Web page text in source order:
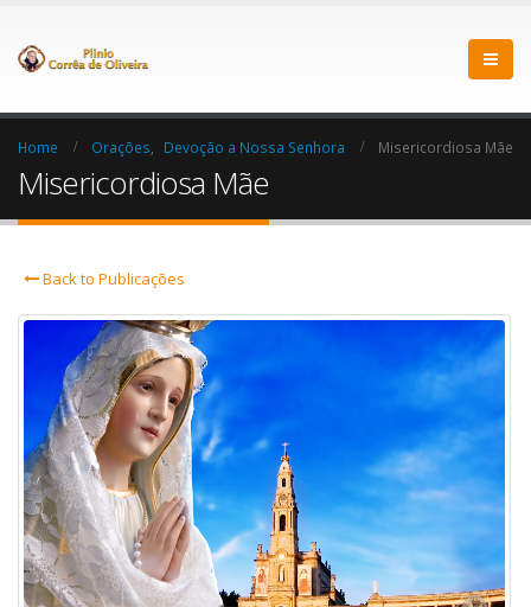
Home Orações Devoção a Nossa Senhora Misericordiosa Mãe
Misericordiosa Mãe
Back to Publicações